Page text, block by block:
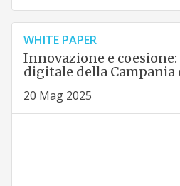
WHITE PAPER
Innovazione e
digitale della Campania
20 Mag 2025